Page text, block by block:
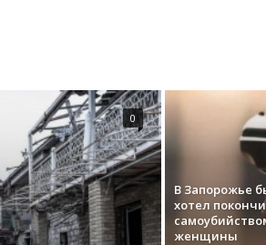
0
В Запорожье
хотел
женщины